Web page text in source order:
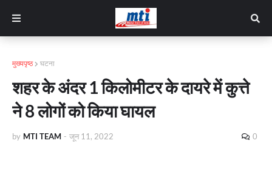
मुख्यपृष्ठ घटना
शहर के अंदर 1 किलोमीटर के दायरे में कुत्ते
ने 8 लोगों को किया घायल
by MTI TEAM - जून 11, 2022 0